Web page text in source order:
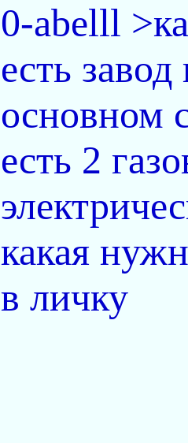
0-abelll
есть
основном
есть 2
какая
в личку